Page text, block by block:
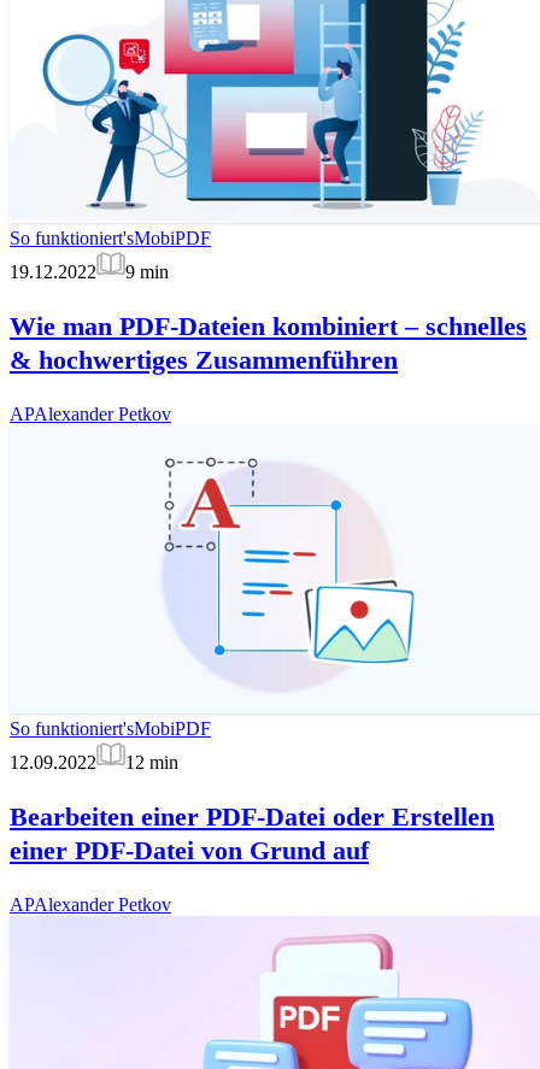
So funktioniert'sMobiPDF
19.12.2022
9 min
Wie man PDF-Dateien kombiniert – schnelles
& hochwertiges Zusammenführen
APAlexander Petkov
So funktioniert'sMobiPDF
12.09.2022
12 min
Bearbeiten einer PDF-Datei oder Erstellen
einer PDF-Datei von Grund auf
APAlexander Petkov